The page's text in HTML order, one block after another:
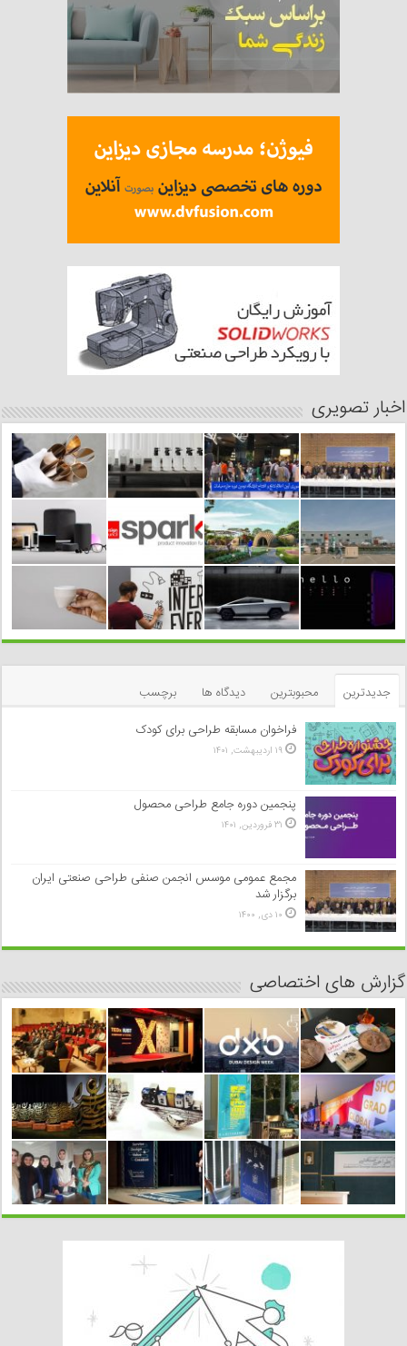
اخبار تصویری
جدیدترین محبوبترین دیدگاه ها
برچسب
فراخوان مسابقه طراحی برای کودک
۱۹ اردیبهشت, ۱۴۰۱
پنجمین دوره جامع طراحی محصول
۳۱ فروردین, ۱۴۰۱
مجمع عمومی موسس انجمن صنفی طراحی صنعتی ایران
برگزار شد
۱۰ دی, ۱۴۰۰
گزارش های اختصاصی